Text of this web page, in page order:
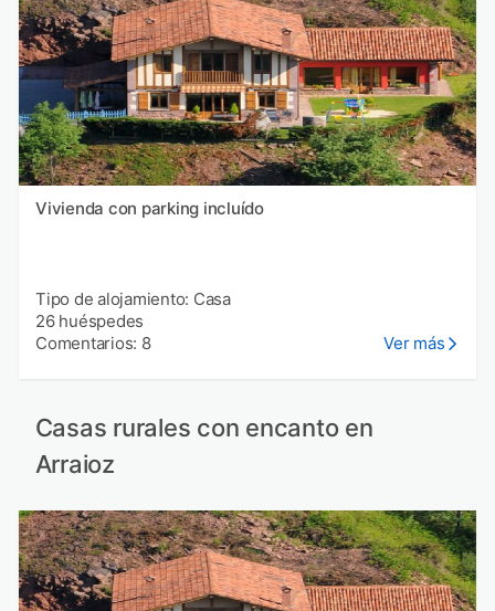
Vivienda con parking incluído
Tipo de alojamiento: Casa
26 huéspedes
Comentarios: 8
Ver más
Casas rurales con encanto en
Arraioz